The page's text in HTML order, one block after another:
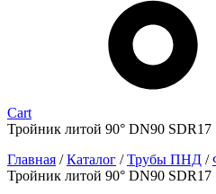
Cart
Тройник литой 90° DN90 SDR17
Главная /Каталог /Трубы ПНД /
Тройник литой 90° DN90 SDR17